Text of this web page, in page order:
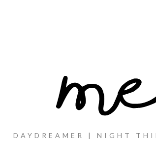
DAYDREAMER | NIGHT